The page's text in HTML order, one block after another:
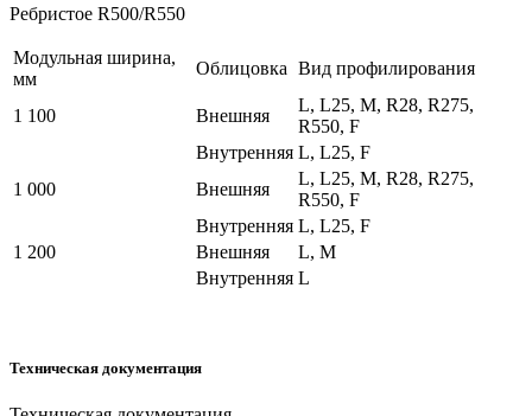
Ребристое R500/R550
Модульная ширина,
мм
Облицовка Вид профилирования
1 100 Внешняя
L, L25, M, R28, R275,
R550, F
Внутренняя L, L25, F
1 000
Внешняя
L, L25, M, R28, R275,
R550, F
Внутренняя L, L25, F
1 200
Внешняя
L, M
Внутренняя L
Техническая документация